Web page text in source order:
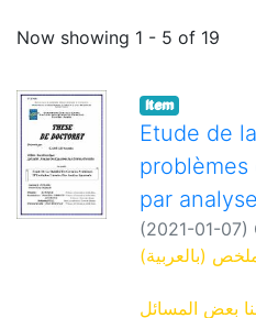
Recent
Now showing 1 - 5 of 19
Item
Etude de
par
(2021-01-07)
Encadreur:
(بالعربية)
بعض المسائل